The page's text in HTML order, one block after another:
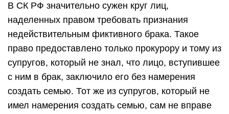
В СК РФ значительно сужен круг лиц,
наделенных правом требовать признания
недействительным фиктивного брака. Такое
право предоставлено только прокурору и тому из
супругов, который не знал, что лицо, вступившее
с ним в брак, заключило его без намерения
создать семью. Тот же из супругов, который не
имел намерения создать семью, сам не вправе